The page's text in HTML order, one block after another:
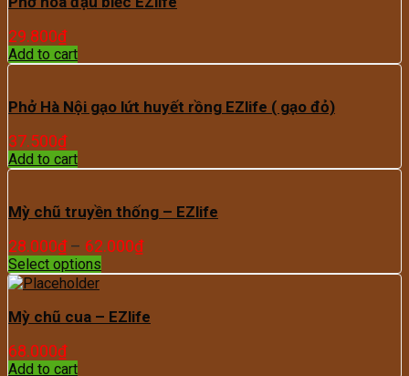
29.800₫
Add to cart
Phở Hà Nội gạo lứt huyết rồng EZlife ( gạo đỏ)
37.500₫
Add to cart
Mỳ chũ truyền thống – EZlife
28.000₫– 62.000₫
Select options
Mỳ chũ cua – EZlife
68.000₫
Add to cart